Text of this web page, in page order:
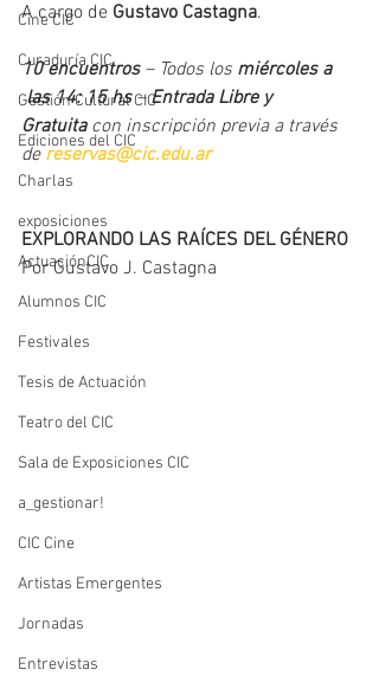
Cine CIC
Curaduría CIC
Gestión Cultural CIC
Ediciones del CIC
Charlas
exposiciones
ActuaciónCIC
Alumnos CIC
Festivales
Tesis de Actuación
Teatro del CIC
Sala de Exposiciones CIC
a_gestionar!
CIC Cine
Artistas Emergentes
Jornadas
Entrevistas
A cargo de Gustavo Castagna.
10 encuentros – Todos los miércoles a
las 14: 15 hs – Entrada Libre y
Gratuita con inscripción previa a través
de reservas@cic.edu.ar
EXPLORANDO LAS RAÍCES DEL GÉNERO
Por Gustavo J. Castagna